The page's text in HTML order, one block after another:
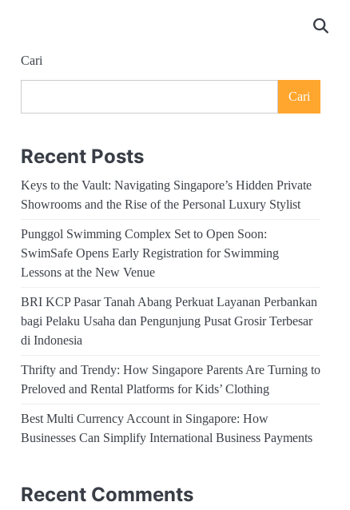
Cari
Cari
Recent Posts
Keys to the Vault: Navigating Singapore’s Hidden Private
Showrooms and the Rise of the Personal Luxury Stylist
Punggol Swimming Complex Set to Open Soon:
SwimSafe Opens Early Registration for Swimming
Lessons at the New Venue
BRI KCP Pasar Tanah Abang Perkuat Layanan Perbankan
bagi Pelaku Usaha dan Pengunjung Pusat Grosir Terbesar
di Indonesia
Thrifty and Trendy: How Singapore Parents Are Turning to
Preloved and Rental Platforms for Kids’ Clothing
Best Multi Currency Account in Singapore: How
Businesses Can Simplify International Business Payments
Recent Comments